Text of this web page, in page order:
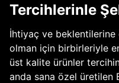
Tercihlerinle
İhtiyaç ve
olman için birbirleriyle
üst kalite ürünler
anda sana özel üretilen